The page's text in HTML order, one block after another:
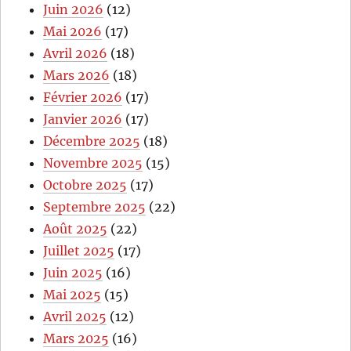
Juin 2026 (12)
Mai 2026 (17)
Avril 2026 (18)
Mars 2026 (18)
Février 2026 (17)
Janvier 2026 (17)
Décembre 2025 (18)
Novembre 2025 (15)
Octobre 2025 (17)
Septembre 2025 (22)
Août 2025 (22)
Juillet 2025 (17)
Juin 2025 (16)
Mai 2025 (15)
Avril 2025 (12)
Mars 2025 (16)